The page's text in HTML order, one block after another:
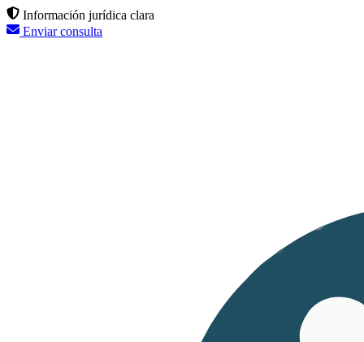
Información jurídica clara
Enviar consulta